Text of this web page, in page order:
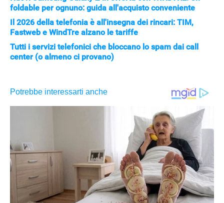
foldable per ognuno: guida all'acquisto conveniente
Il 2026 della telefonia è all'insegna dei rincari: TIM,
Fastweb e WindTre alzano le tariffe
Tutti i servizi telefonici che bloccano lo spam dai call
center (o almeno ci provano)